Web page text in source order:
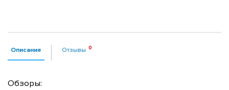
Описание Отзывы
Обзоры: